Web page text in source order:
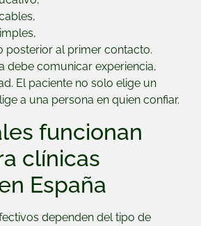
posterior al primer contacto.
debe comunicar experiencia,
El paciente no solo elige un
a una persona en quien confiar.
funcionan
clínicas
España
dependen del tipo de